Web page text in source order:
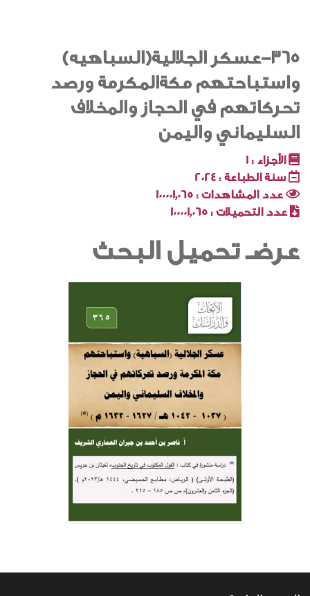
365-عسكر الجلالية(السباهيه)
واستباحتهم مكةالمكرمة ورصد
تحركاتهم في الحجاز والمخلاف
السليماني واليمن
الأجزاء : 1
سنة الطباعة : 2024
عدد المشاهدات : 100001٬065
عدد التحميلات : 100001٬065
عرضـ تحميل البحث